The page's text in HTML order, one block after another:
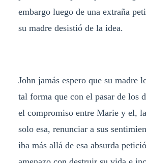
embargo luego de una extraña
su madre desistió de la idea.
John jamás espero que su madre
tal forma que con el pasar de los
el compromiso entre Marie y el,
solo esa, renunciar a sus
iba más allá de esa absurda